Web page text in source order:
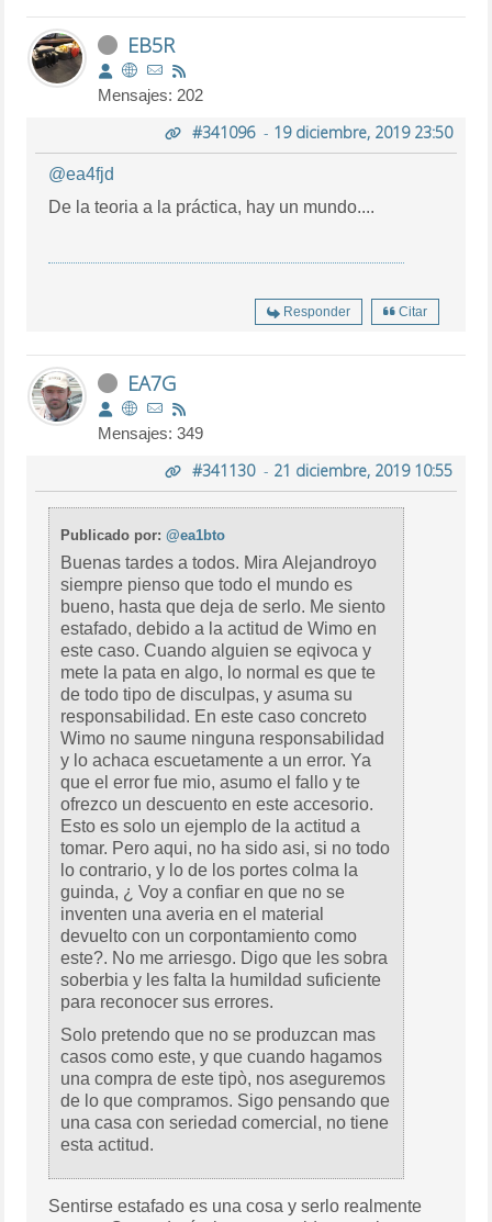
EB5R
Mensajes: 202
#341096- 19 diciembre, 2019 23:50
@ea4fjd
De la teoria a la práctica, hay un mundo....
Responder Citar
EA7G
Mensajes: 349
#341130- 21 diciembre, 2019 10:55
Publicado por:@ea1bto
Buenas tardes a todos. Mira Alejandroyo
siempre pienso que todo el mundo es
bueno, hasta que deja de serlo. Me siento
estafado, debido a la actitud de Wimo en
este caso. Cuando alguien se eqivoca y
mete la pata en algo, lo normal es que te
de todo tipo de disculpas, y asuma su
responsabilidad. En este caso concreto
Wimo no saume ninguna responsabilidad
y lo achaca escuetamente a un error. Ya
que el error fue mio, asumo el fallo y te
ofrezco un descuento en este accesorio.
Esto es solo un ejemplo de la actitud a
tomar. Pero aqui, no ha sido asi, si no todo
lo contrario, y lo de los portes colma la
guinda, ¿ Voy a confiar en que no se
inventen una averia en el material
devuelto con un corpontamiento como
este?. No me arriesgo. Digo que les sobra
soberbia y les falta la humildad suficiente
para reconocer sus errores.
Solo pretendo que no se produzcan mas
casos como este, y que cuando hagamos
una compra de este tipò, nos aseguremos
de lo que compramos. Sigo pensando que
una casa con seriedad comercial, no tiene
esta actitud.
Sentirse estafado es una cosa y serlo realmente